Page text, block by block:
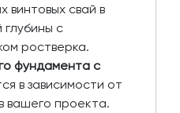
винтовых свай в
с
ростверка.
фундамента с
в зависимости от
вашего проекта.